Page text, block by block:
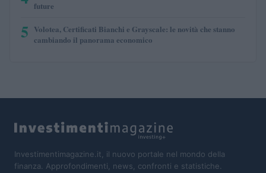
future
5 Volotea, Certificati Bianchi e Grayscale: le novità che stanno
cambiando il panorama economico
Investimentimagazine.it, il nuovo portale nel mondo della
finanza. Approfondimenti, news, confronti e statistiche.